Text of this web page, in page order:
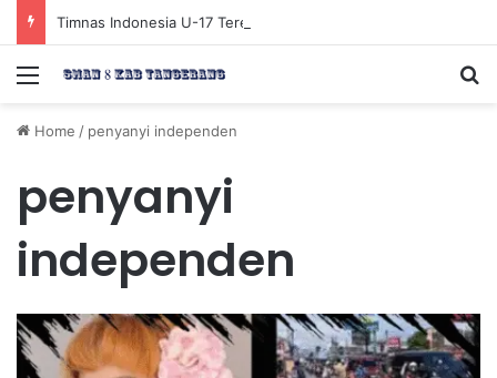
Menu
Home / penyanyi independen
penyanyi
independen